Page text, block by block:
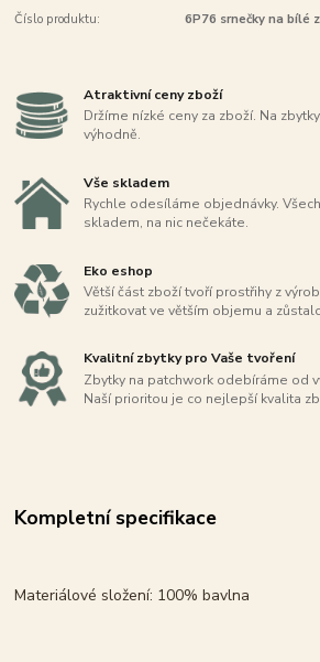
Číslo produktu: 6P76 srnečky na bílé
Atraktivní ceny zboží
Držíme nízké ceny za zboží. Na
výhodně.
Vše skladem
Rychle odesíláme objednávky.
skladem, na nic nečekáte.
Eko eshop
Větší část zboží tvoří prostřihy z
zužitkovat ve větším objemu a
Kvalitní zbytky pro Vaše tvoření
Zbytky na patchwork odebíráme od
Naší prioritou je co nejlepší kvalita
Kompletní specifikace
Materiálové složení: 100% bavlna